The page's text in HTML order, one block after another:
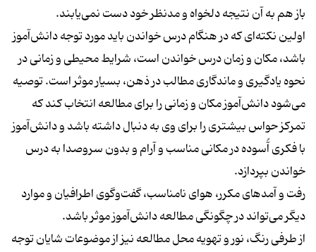
باز هم به آن نتیجه دلخواه و مدنظر خود دست نمی‌یابند.
اولین نکته‌ای که در هنگام درس خواندن باید مورد توجه دانش‌آموز
باشد، مکان و زمان درس خواندن است، شرایط محیطی و زمانی در
نحوه یادگیری و ماندگاری مطالب در ذهن، بسیار موثر است. توصیه
می‌شود دانش‌آموز مکان و زمانی را برای مطالعه انتخاب کند که
تمرکز حواس بیشتری را برای وی به دنبال داشته باشد و دانش‌آموز
با فکری آُسوده در مکانی مناسب و آرام و بدون سروصدا به درس
خواندن بپردازد.
رفت و آمدهای مکرر، هوای نامناسب، گفت‌وگوی اطرافیان و موارد
دیگر می‌تواند در چگونگی مطالعه دانش‌آموز موثر باشد.
از طرفی رنگ، نور و تهویه محل مطالعه نیز از موضوعات شایان توجه